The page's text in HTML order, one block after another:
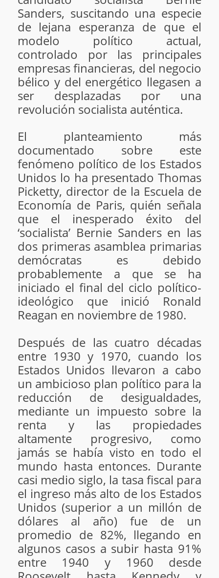
Sanders, suscitando una especie
de lejana esperanza de que el
modelo político actual,
controlado por las principales
empresas financieras, del negocio
bélico y del energético llegasen a
ser desplazadas por una
revolución socialista auténtica.
El planteamiento más
documentado sobre este
fenómeno político de los Estados
Unidos lo ha presentado Thomas
Picketty, director de la Escuela de
Economía de Paris, quién señala
que el inesperado éxito del
‘socialista’ Bernie Sanders en las
dos primeras asamblea primarias
demócratas es debido
probablemente a que se ha
iniciado el final del ciclo político-
ideológico que inició Ronald
Reagan en noviembre de 1980.
Después de las cuatro décadas
entre 1930 y 1970, cuando los
Estados Unidos llevaron a cabo
un ambicioso plan político para la
reducción de desigualdades,
mediante un impuesto sobre la
renta y las propiedades
altamente progresivo, como
jamás se había visto en todo el
mundo hasta entonces. Durante
casi medio siglo, la tasa fiscal para
el ingreso más alto de los Estados
Unidos (superior a un millón de
dólares al año) fue de un
promedio de 82%, llegando en
algunos casos a subir hasta 91%
entre 1940 y 1960 desde